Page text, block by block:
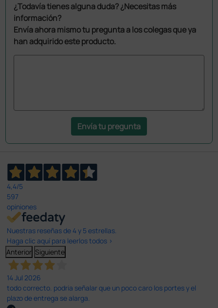
¿Todavía tienes alguna duda? ¿Necesitas más
información?
Envía ahora mismo tu pregunta a los colegas que ya
han adquirido este producto.
Envía tu pregunta
4,4/5
597
opiniones
Nuestras reseñas de 4 y 5 estrellas.
Haga clic aquí para leerlos todos >
Anterior Siguiente
14 Jul 2026
todo correcto. podria señalar que un poco caro los portes y el
plazo de entrega se alarga.